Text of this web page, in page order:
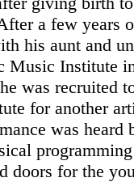
a few years
his aunt and
Music Institute
was recruited
for another
was heard
doors for the